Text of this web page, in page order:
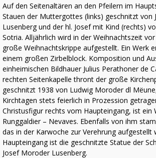
Auf den Seitenaltären an den Pfeilern im
Stauen der Muttergottes (links) geschnitzt von
Lusenberg und der hl. Josef mit Kind (rechts)
Sotria. Alljährlich wird in der Weihnachtszeit
große Weihnachtskrippe aufgestellt. Ein Werk
einem großen Zirbelblock. Komposition und
einheimischen Bildhauer Julius Perathoner de
rechten Seitenkapelle thront der große
geschnitzt 1938 von Ludwig Moroder dl
Kirchtagen stets feierlich in Prozession
Christusfigur rechts vom Haupteingang, ist ein
Runggaldier – Nevaves. Ebenfalls von ihm
das in der Karwoche zur Verehrung aufgestellt
Haupteingang ist die geschnitzte Statue der
Josef Moroder Lusenberg.